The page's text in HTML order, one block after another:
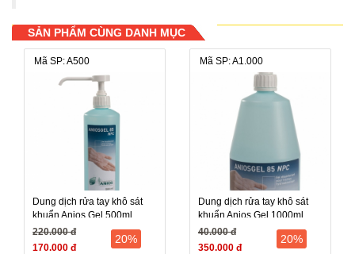
SẢN PHẨM CÙNG DANH MỤC
Mã SP: A500
Dung dịch rửa tay khô sát
khuẩn Anios Gel 500ml
220.000 đ
170.000 đ
20%
Mã SP: A1.000
Dung dịch rửa tay khô sát
khuẩn Anios Gel 1000ml
40.000 đ
350.000 đ
20%